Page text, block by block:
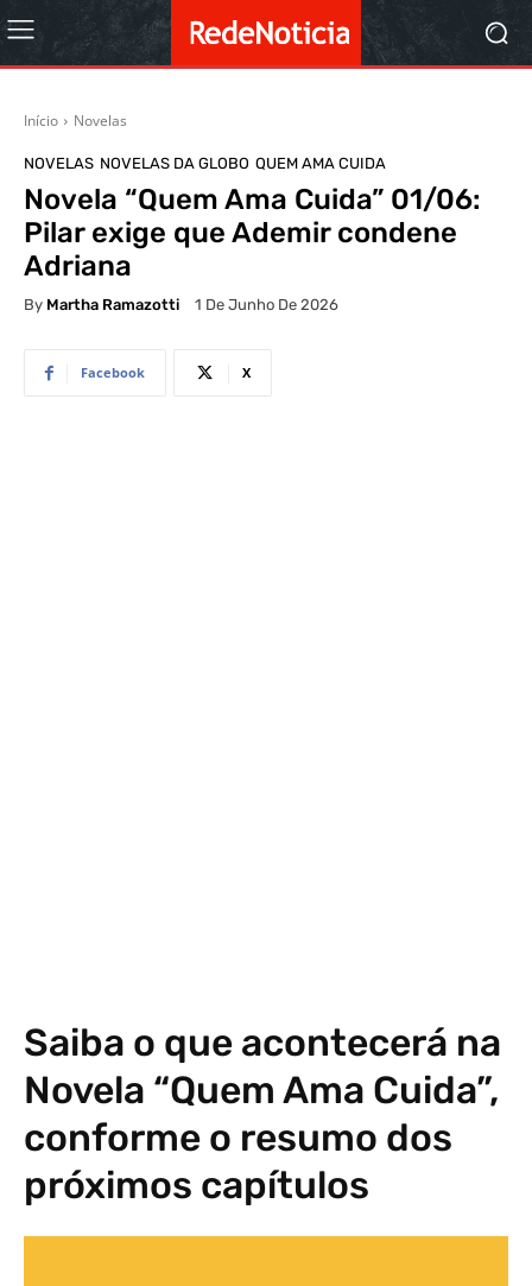
Início Novelas
NOVELAS NOVELAS DA GLOBO QUEM AMA CUIDA
Novela “Quem Ama Cuida” 01/06:
Pilar exige que Ademir condene
Adriana
By Martha Ramazotti 1 De Junho De 2026
Facebook X
Saiba o que acontecerá na
Novela “Quem Ama Cuida”,
conforme o resumo dos
próximos capítulos